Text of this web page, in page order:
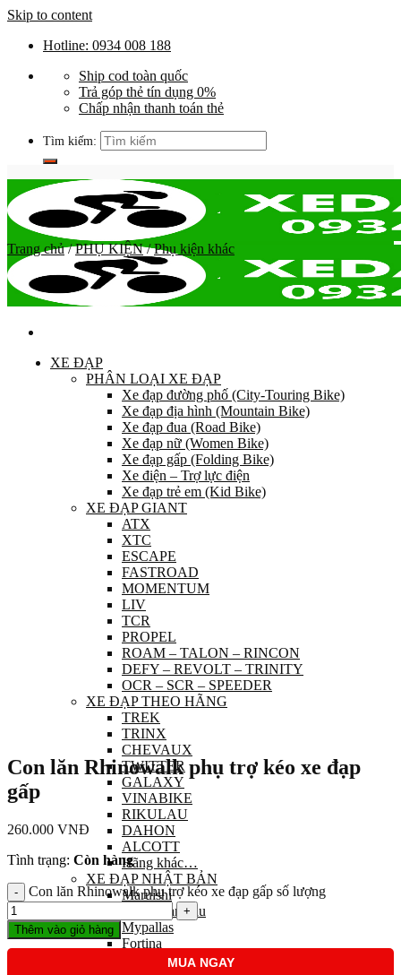
Skip to content
Hotline: 0934 008 188
Ship cod toàn quốc
Trả góp thẻ tín dụng 0%
Chấp nhận thanh toán thẻ
Tìm kiếm:
XE ĐẠP
PHÂN LOẠI XE ĐẠP
Xe đạp đường phố (City-Touring Bike)
Xe đạp địa hình (Mountain Bike)
Xe đạp đua (Road Bike)
Xe đạp nữ (Women Bike)
Xe đạp gấp (Folding Bike)
Xe điện – Trợ lực điện
Xe đạp trẻ em (Kid Bike)
XE ĐẠP GIANT
ATX
XTC
ESCAPE
FASTROAD
MOMENTUM
LIV
TCR
PROPEL
ROAM – TALON – RINCON
DEFY – REVOLT – TRINITY
OCR – SCR – SPEEDER
XE ĐẠP THEO HÃNG
TREK
TRINX
CHEVAUX
TWITTER
GALAXY
VINABIKE
RIKULAU
DAHON
ALCOTT
Hãng khác…
XE ĐẠP NHẬT BẢN
Maruishi
Louis Garneau
Mypallas
Fortina
Kawamura
Trang chủ / PHỤ KIỆN / Phụ kiện khác
Con lăn Rhinowalk phụ trợ kéo xe đạp
gấp
260.000 VNĐ
Tình trạng: Còn hàng
Con lăn Rhinowalk phụ trợ kéo xe đạp gấp số lượng
Thêm vào giỏ hàng
MUA NGAY